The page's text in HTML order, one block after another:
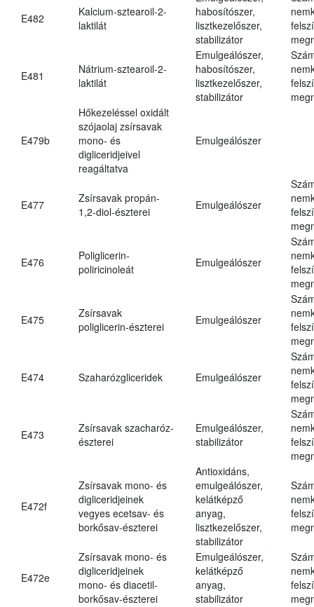
E482
Kalcium-sztearoil-2-
laktilát
habosítószer,
lisztkezelőszer,
stabilizátor
E481
Nátrium-sztearoil-2-
laktilát
Emulgeálószer,
habosítószer,
lisztkezelőszer,
stabilizátor
E479b
Hőkezeléssel oxidált
szójaolaj zsírsavak
mono- és
digliceridjeivel
reagáltatva
Emulgeálószer
E477
Zsírsavak propán-
1,2-diol-észterei
Emulgeálószer
E476
Poliglicerin-
poliricinoleát
Emulgeálószer
E475
Zsírsavak
poliglicerin-észterei
Emulgeálószer
E474 Szaharózgliceridek Emulgeálószer
E473
Zsírsavak szacharóz-
észterei
Emulgeálószer,
stabilizátor
E472f
Zsírsavak mono- és
digliceridjeinek
vegyes ecetsav- és
borkősav-észterei
Antioxidáns,
emulgeálószer,
kelátképző
anyag,
lisztkezelőszer,
stabilizátor
E472e
Zsírsavak mono- és
digliceridjeinek
mono- és diacetil-
borkősav-észterei
Emulgeálószer,
kelátképző
anyag,
stabilizátor